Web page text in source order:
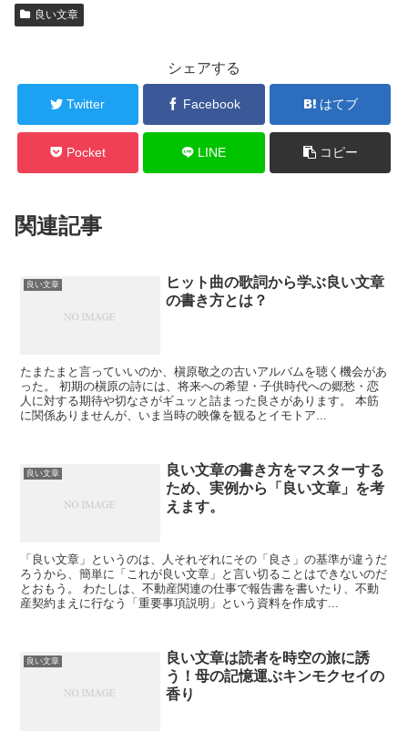
良い文章
シェアする
Twitter Facebook はてブ
Pocket LINE コピー
関連記事
良い文章
ヒット曲の歌詞から学ぶ良い文章
の書き方とは？
たまたまと言っていいのか、槇原敬之の古いアルバムを聴く機会があ
った。 初期の槇原の詩には、将来への希望・子供時代への郷愁・恋
人に対する期待や切なさがギュッと詰まった良さがあります。 本筋
に関係ありませんが、いま当時の映像を観るとイモトア...
良い文章
良い文章の書き方をマスターする
ため、実例から「良い文章」を考
えます。
「良い文章」というのは、人それぞれにその「良さ」の基準が違うだ
ろうから、簡単に「これが良い文章」と言い切ることはできないのだ
とおもう。 わたしは、不動産関連の仕事で報告書を書いたり、不動
産契約まえに行なう「重要事項説明」という資料を作成す...
良い文章
良い文章は読者を時空の旅に誘
う！母の記憶運ぶキンモクセイの
香り